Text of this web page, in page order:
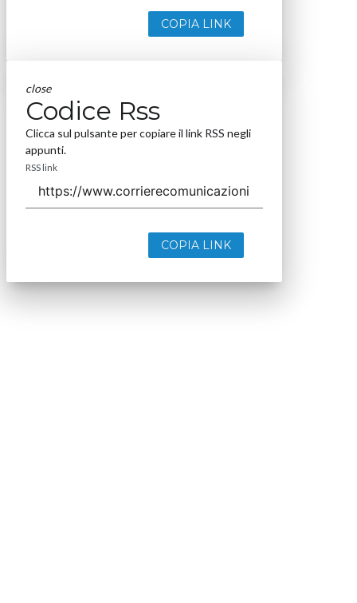
COPIA LINK
close
Codice Rss
Clicca sul pulsante per copiare il link RSS negli
appunti.
RSS link
COPIA LINK